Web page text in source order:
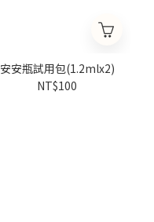
安安瓶試用包(1.2mlx2)
NT$100